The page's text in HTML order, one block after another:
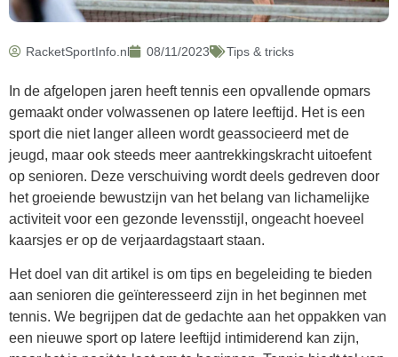
RacketSportInfo.nl 08/11/2023 Tips & tricks
In de afgelopen jaren heeft tennis een opvallende opmars
gemaakt onder volwassenen op latere leeftijd. Het is een
sport die niet langer alleen wordt geassocieerd met de
jeugd, maar ook steeds meer aantrekkingskracht uitoefent
op senioren. Deze verschuiving wordt deels gedreven door
het groeiende bewustzijn van het belang van lichamelijke
activiteit voor een gezonde levensstijl, ongeacht hoeveel
kaarsjes er op de verjaardagstaart staan.
Het doel van dit artikel is om tips en begeleiding te bieden
aan senioren die geïnteresseerd zijn in het beginnen met
tennis. We begrijpen dat de gedachte aan het oppakken van
een nieuwe sport op latere leeftijd intimiderend kan zijn,